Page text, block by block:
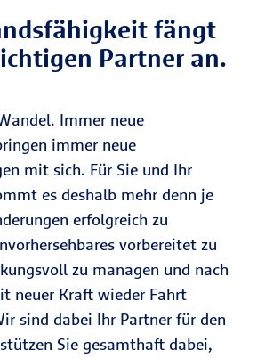
fängt
Partner an.
Immer neue
immer neue
mit sich. Für Sie und Ihr
es deshalb mehr denn je
erfolgreich zu
vorbereitet zu
zu managen und nach
neuer Kraft wieder Fahrt
sind dabei Ihr Partner für den
Sie gesamthaft dabei,